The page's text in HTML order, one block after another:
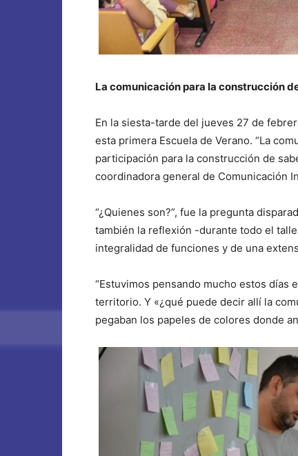
La comunicación para la construcción
En la siesta-tarde del jueves 27 de
esta primera Escuela de Verano. “La
participación para la construcción de
coordinadora general de Comunicación
“¿Quienes son?”, fue la pregunta
también la reflexión -durante todo el
integralidad de funciones y de una
“Estuvimos pensando mucho estos días
territorio. Y «¿qué puede decir allí la
pegaban los papeles de colores donde